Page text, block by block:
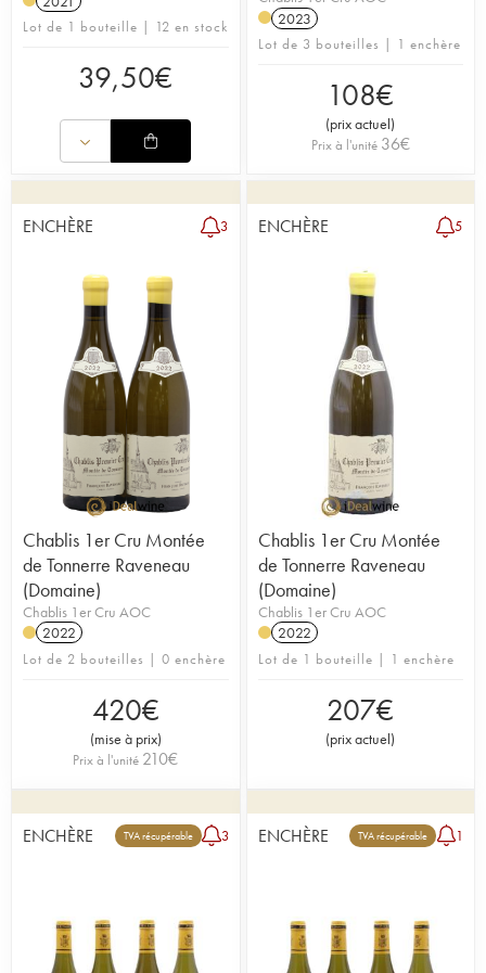
Lot de 1 bouteille | 12 en stock
39,50€
2023
Lot de 3 bouteilles | 1 enchère
108€
(prix actuel)
Prix à l'unité 36€
ENCHÈRE 3
Chablis 1er Cru Montée
de Tonnerre Raveneau
(Domaine)
Chablis 1er Cru AOC
2022
Lot de 2 bouteilles | 0 enchère
420€
(mise à prix)
Prix à l'unité 210€
ENCHÈRE 5
Chablis 1er Cru Montée
de Tonnerre Raveneau
(Domaine)
Chablis 1er Cru AOC
2022
Lot de 1 bouteille | 1 enchère
207€
(prix actuel)
ENCHÈRE TVA récupérable 3 ENCHÈRE TVA récupérable 1